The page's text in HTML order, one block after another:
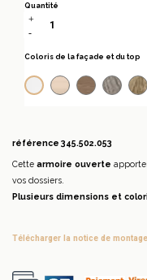
Coloris de la façade et du top
Blanc pastel
Acacia clair
Acacia
Quantité
référence 345.502.053
Cette armoire ouverte
vos dossiers.
Plusieurs dimensions et
télécharger la notice de montage